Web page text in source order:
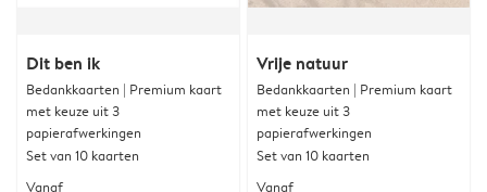
Dit ben ik
Bedankkaarten | Premium kaart
met keuze uit 3
papierafwerkingen
Set van 10 kaarten
Vanaf
Vrije natuur
Bedankkaarten | Premium kaart
met keuze uit 3
papierafwerkingen
Set van 10 kaarten
Vanaf